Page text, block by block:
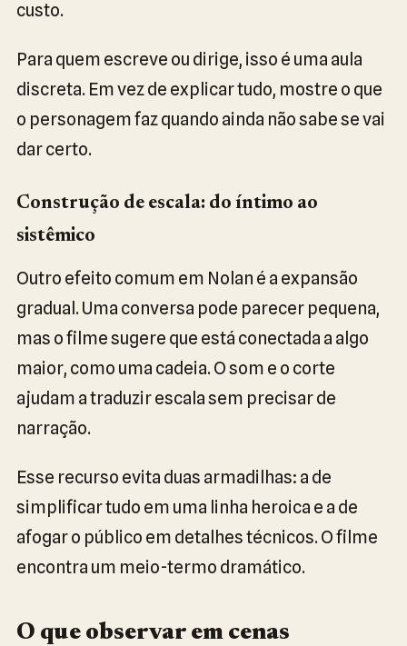
custo.
Para quem escreve ou dirige, isso é uma aula
discreta. Em vez de explicar tudo, mostre o que
o personagem faz quando ainda não sabe se vai
dar certo.
Construção de escala: do íntimo ao
sistêmico
Outro efeito comum em Nolan é a expansão
gradual. Uma conversa pode parecer pequena,
mas o filme sugere que está conectada a algo
maior, como uma cadeia. O som e o corte
ajudam a traduzir escala sem precisar de
narração.
Esse recurso evita duas armadilhas: a de
simplificar tudo em uma linha heroica e a de
afogar o público em detalhes técnicos. O filme
encontra um meio-termo dramático.
O que observar em cenas